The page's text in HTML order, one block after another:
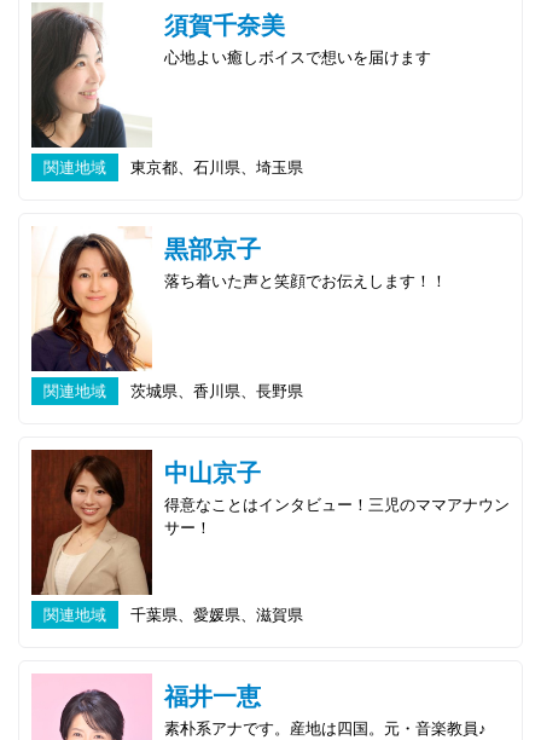
須賀千奈美
心地よい癒しボイスで想いを届けます
関連地域 東京都、石川県、埼玉県
黒部京子
落ち着いた声と笑顔でお伝えします！！
関連地域 茨城県、香川県、長野県
中山京子
得意なことはインタビュー！三児のママアナウン
サー！
関連地域 千葉県、愛媛県、滋賀県
福井一恵
素朴系アナです。産地は四国。元・音楽教員♪